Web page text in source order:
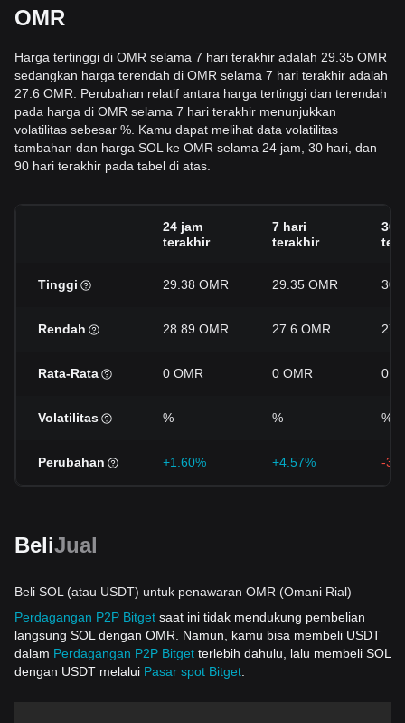
OMR
Harga tertinggi di OMR selama 7 hari terakhir adalah 29.35 OMR
sedangkan harga terendah di OMR selama 7 hari terakhir adalah
27.6 OMR. Perubahan relatif antara harga tertinggi dan terendah
pada harga di OMR selama 7 hari terakhir menunjukkan
volatilitas sebesar %. Kamu dapat melihat data volatilitas
tambahan dan harga SOL ke OMR selama 24 jam, 30 hari, dan
90 hari terakhir pada tabel di atas.
24 jam
terakhir
7 hari
terakhir
30
Tinggi 29.38 OMR 29.35 OMR
Rendah 28.89 OMR 27.6 OMR
Rata-Rata 0 OMR 0 OMR 0
Volatilitas % % %
Perubahan +1.60% +4.57% -
BeliJual
Beli SOL (atau USDT) untuk penawaran OMR (Omani Rial)
Perdagangan P2P Bitget saat ini tidak mendukung pembelian
langsung SOL dengan OMR. Namun, kamu bisa membeli USDT
dalam Perdagangan P2P Bitget terlebih dahulu, lalu membeli SOL
dengan USDT melalui Pasar spot Bitget